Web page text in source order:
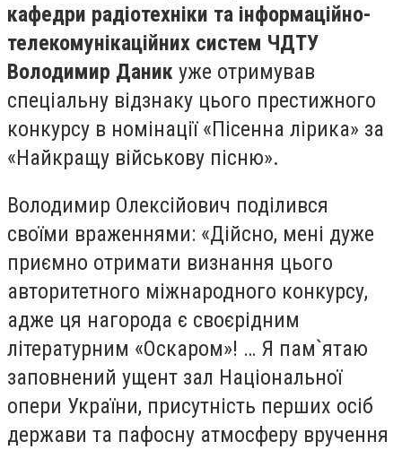
кафедри радіотехніки та інформаційно-
телекомунікаційних систем ЧДТУ
Володимир Даник уже отримував
спеціальну відзнаку цього престижного
конкурсу в номінації «Пісенна лірика» за
«Найкращу військову пісню».
Володимир Олексійович поділився
своїми враженнями: «Дійсно, мені дуже
приємно отримати визнання цього
авторитетного міжнародного конкурсу,
адже ця нагорода є своєрідним
літературним «Оскаром»! … Я пам`ятаю
заповнений ущент зал Національної
опери України, присутність перших осіб
держави та пафосну атмосферу вручення